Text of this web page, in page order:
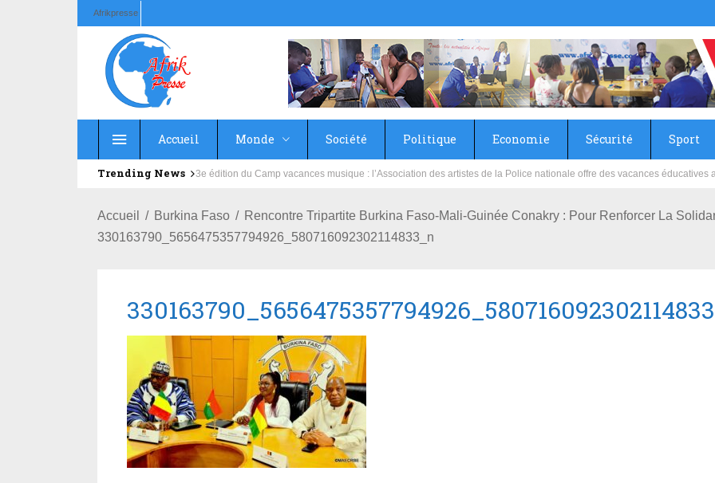
Afrikpresse
Accueil Monde Société Politique Economie Sécurité Sport
Trending News Education : la fédération de la Russie rénove les écoles primaire et collège du Camp Général Aboubacar Sangoulé
Accueil Burkina Faso
Rencontre Tripartite Burkina Faso-Mali-Guinée Conakry : Pour Renforcer La
330163790_5656475357794926_580716092302114833_n